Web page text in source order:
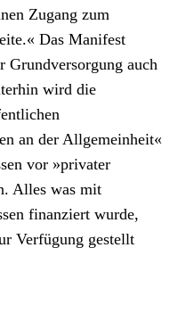
Zugang zum
Das Manifest
Grundversorgung auch
wird die
an der Allgemeinheit«
vor »privater
Alles was mit
finanziert wurde,
Verfügung gestellt